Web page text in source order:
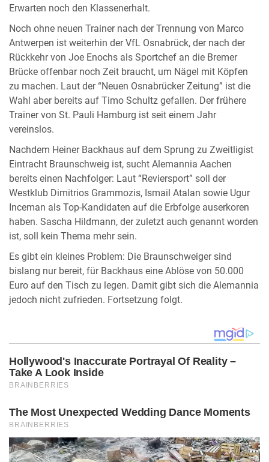
Erwarten noch den Klassenerhalt.
Noch ohne neuen Trainer nach der Trennung von Marco
Antwerpen ist weiterhin der VfL Osnabrück, der nach der
Rückkehr von Joe Enochs als Sportchef an die Bremer
Brücke offenbar noch Zeit braucht, um Nägel mit Köpfen
zu machen. Laut der “Neuen Osnabrücker Zeitung” ist die
Wahl aber bereits auf Timo Schultz gefallen. Der frühere
Trainer von St. Pauli Hamburg ist seit einem Jahr
vereinslos.
Nachdem Heiner Backhaus auf dem Sprung zu Zweitligist
Eintracht Braunschweig ist, sucht Alemannia Aachen
bereits einen Nachfolger: Laut “Reviersport” soll der
Westklub Dimitrios Grammozis, Ismail Atalan sowie Ugur
Inceman als Top-Kandidaten auf die Erbfolge auserkoren
haben. Sascha Hildmann, der zuletzt auch genannt worden
ist, soll kein Thema mehr sein.
Es gibt ein kleines Problem: Die Braunschweiger sind
bislang nur bereit, für Backhaus eine Ablöse von 50.000
Euro auf den Tisch zu legen. Damit gibt sich die Alemannia
jedoch nicht zufrieden. Fortsetzung folgt.